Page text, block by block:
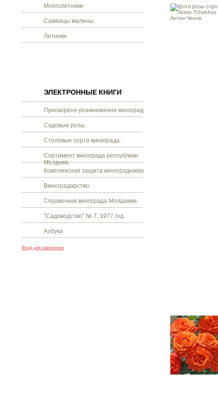
Многолетники
Саженцы малины.
Летники
ЭЛЕКТРОННЫЕ КНИГИ
Прискорене розмноження винограду.
Садовые розы.
Столовые сорта винограда.
Сортимент винограда республики
Молдова.
Комплексная защита виноградников.
Виноградарство.
Справочник винограда Молдавии.
"Садоводство" № 7, 1977 год.
Азбука
Вход для партнеров